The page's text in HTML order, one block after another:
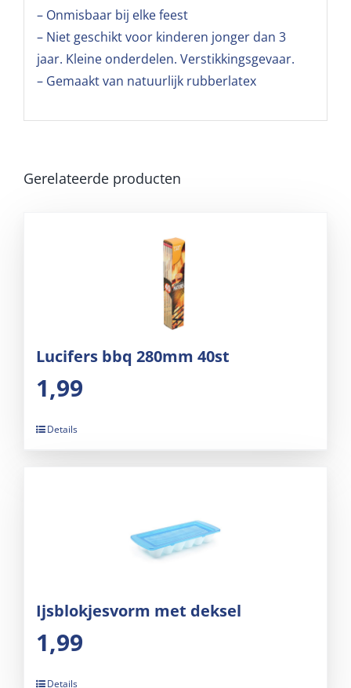
– Onmisbaar bij elke feest
– Niet geschikt voor kinderen jonger dan 3
jaar. Kleine onderdelen. Verstikkingsgevaar.
– Gemaakt van natuurlijk rubberlatex
Gerelateerde producten
Lucifers bbq 280mm 40st
1,99
Details
Ijsblokjesvorm met deksel
1,99
Details